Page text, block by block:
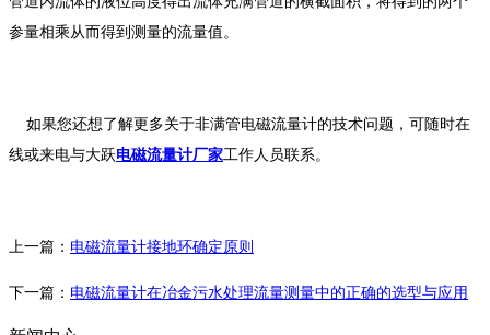
参量相乘从而得到测量的流量值。
如果您还想了解更多关于非满管电磁流量计的技术问题，可随时在
线或来电与大跃电磁流量计厂家工作人员联系。
上一篇： 电磁流量计接地环确定原则
下一篇： 电磁流量计在冶金污水处理流量测量中的正确的选型与应用